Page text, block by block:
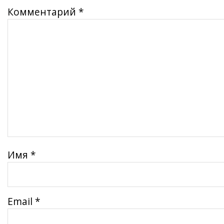
Комментарий *
Имя *
Email *